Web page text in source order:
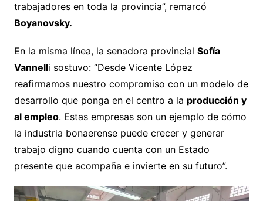
trabajadores en toda la provincia”, remarcó
Boyanovsky.
En la misma línea, la senadora provincial Sofía
Vannelli sostuvo: “Desde Vicente López
reafirmamos nuestro compromiso con un modelo de
desarrollo que ponga en el centro a la producción y
al empleo. Estas empresas son un ejemplo de cómo
la industria bonaerense puede crecer y generar
trabajo digno cuando cuenta con un Estado
presente que acompaña e invierte en su futuro”.